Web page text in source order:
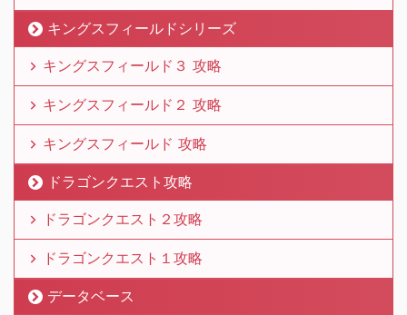
キングスフィールドシリーズ
キングスフィールド３ 攻略
キングスフィールド２ 攻略
キングスフィールド 攻略
ドラゴンクエスト攻略
ドラゴンクエスト２攻略
ドラゴンクエスト１攻略
データベース